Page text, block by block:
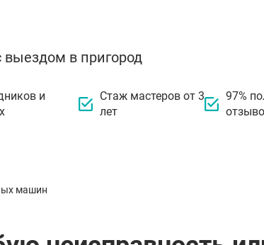
выездом в пригород
и
Стаж мастеров от 3
лет
97%
машин